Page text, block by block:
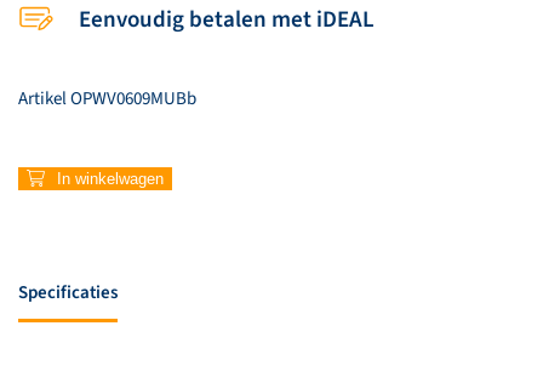
Eenvoudig betalen met iDEAL
ArtikelOPWV0609MUBb
609
heilig
aantal
In winkelwagen
Specificaties